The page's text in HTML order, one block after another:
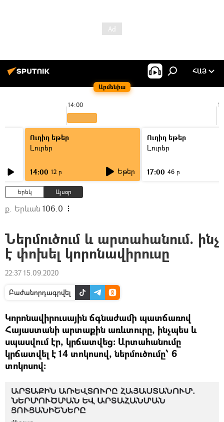
Արմենիա
ՀԱՅ
14:00
Ուղիղ եթեր
Լուրեր
14:00 12 ր Եթեր
Ուղիղ եթեր
Լուրեր
17:00 46 ր
Երեկ Այսօր
ք. Երևան 106.0
Ներմուծում և արտահանում. ինչ
է փոխել կորոնավիրուսը
22:37 15.09.2020
Բաժանորդագրվել
Կորոնավիրուսային ճգնաժամի պատճառով
Հայաստանի արտաքին առևտուրը, ինչպես և
սպասվում էր, կրճատվեց։ Արտահանումը
կրճատվել է 14 տոկոսով, ներմուծումը՝ 6
տոկոսով։